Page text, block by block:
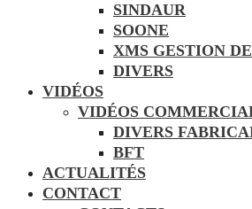
SINDAUR
SOONE
XMS GESTION
DIVERS
VIDÉOS
VIDÉOS
DIVERS
BFT
ACTUALITÉS
CONTACT